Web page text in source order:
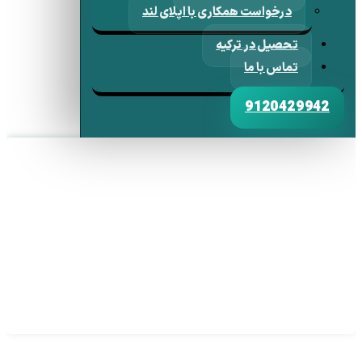
درخواست همکاری با اپلای لند
تحصیل در ترکیه
تماس با ما
9120429942